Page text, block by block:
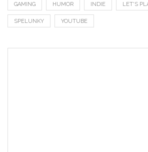
GAMING HUMOR INDIE LET'S
SPELUNKY YOUTUBE